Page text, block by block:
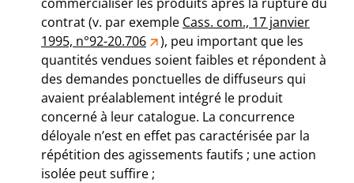
contrat (v. par exemple Cass. com., 17 janvier
1995, n°92-20.706
), peu important que les
quantités vendues soient faibles et répondent à
des demandes ponctuelles de diffuseurs qui
avaient préalablement intégré le produit
concerné à leur catalogue. La concurrence
déloyale n’est en effet pas caractérisée par la
répétition des agissements fautifs ; une action
isolée peut suffire ;